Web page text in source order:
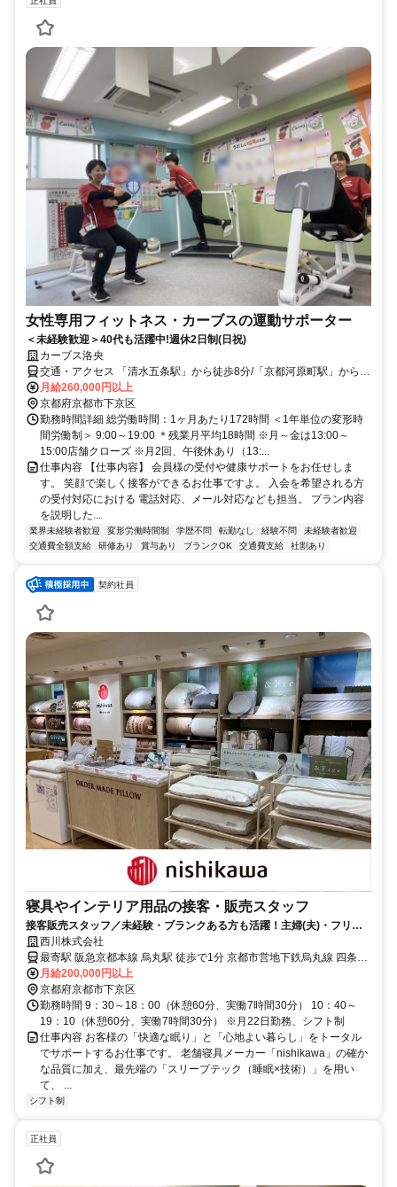
女性専用フィットネス・カーブスの運動サポーター
＜未経験歓迎＞40代も活躍中!週休2日制(日祝)
カーブス洛央
交通・アクセス 「清水五条駅」から徒歩8分/「京都河原町駅」から徒
歩7分/「五条駅」から徒歩10分
月給260,000円以上
京都府京都市下京区
勤務時間詳細 総労働時間：1ヶ月あたり172時間 ＜1年単位の変形時
間労働制＞ 9:00～19:00 ＊残業月平均18時間 ※月～金は13:00～
15:00店舗クローズ ※月2回、午後休あり（13:...
仕事内容 【仕事内容】 会員様の受付や健康サポートをお任せしま
す。 笑顔で楽しく接客ができるお仕事ですよ。 入会を希望される方
の受付対応における 電話対応、メール対応なども担当。 プラン内容
を説明した...
業界未経験者歓迎 変形労働時間制 学歴不問 転勤なし 経験不問
未経験者歓迎
交通費全額支給
研修あり 賞与あり ブランクOK 交通費支給 社割あり
契約社員
寝具やインテリア用品の接客・販売スタッフ
接客販売スタッフ／未経験・ブランクある方も活躍！主婦(夫)・フリー
ター歓迎♪買い物割引もあり
西川株式会社
最寄駅 阪急京都本線 烏丸駅 徒歩で1分 京都市営地下鉄烏丸線 四条駅
徒歩で2分
月給200,000円以上
京都府京都市下京区
勤務時間 9：30～18：00（休憩60分、実働7時間30分） 10：40～
19：10（休憩60分、実働7時間30分） ※月22日勤務、シフト制
仕事内容 お客様の「快適な眠り」と「心地よい暮らし」をトータル
でサポートするお仕事です。 老舗寝具メーカー「nishikawa」の確か
な品質に加え、最先端の「スリープテック（睡眠×技術）」を用い
て、 ...
シフト制
正社員